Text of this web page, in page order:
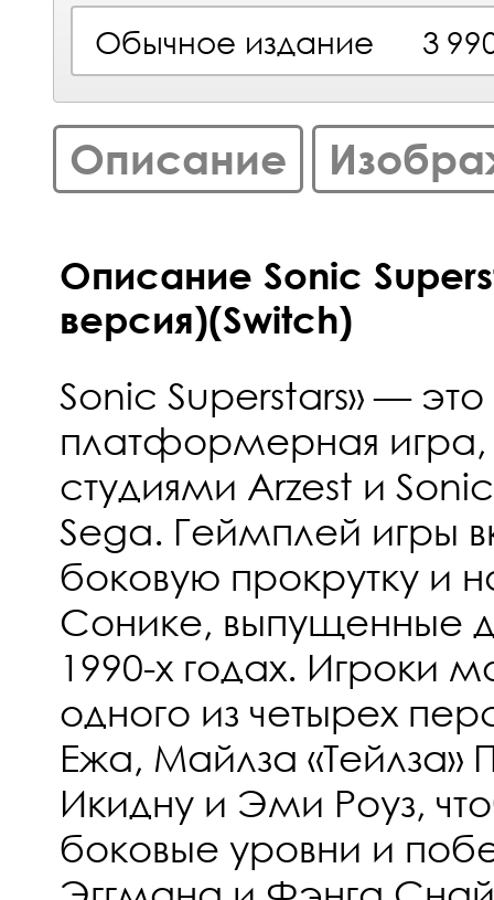
Обычное издание 3
Описание
Описание Sonic
версия)(Switch)
Sonic Superstars» — это
платформерная игра,
студиями Arzest и
Sega. Геймплей игры
боковую прокрутку и
Сонике, выпущенные
1990-х годах. Игроки
одного из четырех
Ежа, Майлза «Тейлза»
Икидну и Эми Роуз,
боковые уровни и